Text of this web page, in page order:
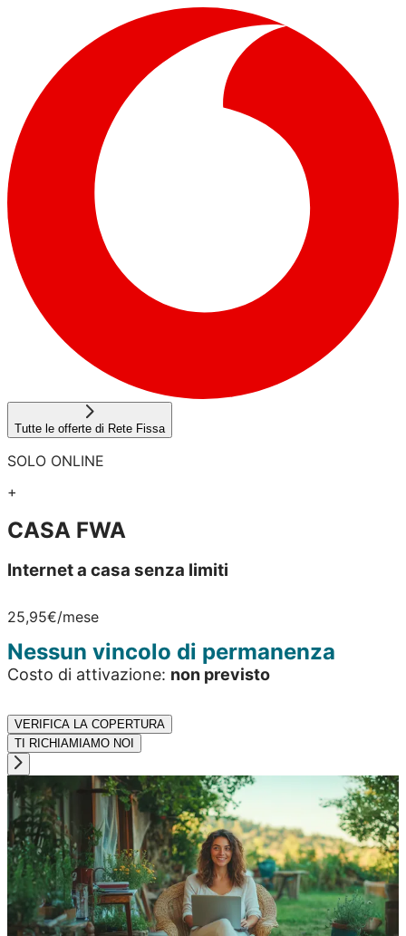
Tutte le offerte di Rete Fissa
SOLO ONLINE
+
CASA FWA
Internet a casa senza limiti
25,95€/mese
Nessun vincolo di permanenza
Costo di attivazione: non previsto
VERIFICA LA COPERTURA
TI RICHIAMIAMO NOI